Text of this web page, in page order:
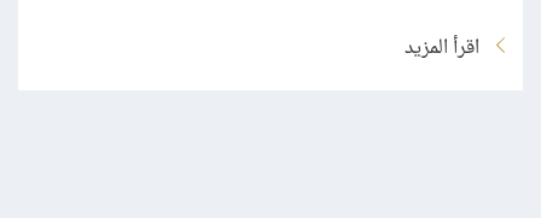
اقرأ المزيد